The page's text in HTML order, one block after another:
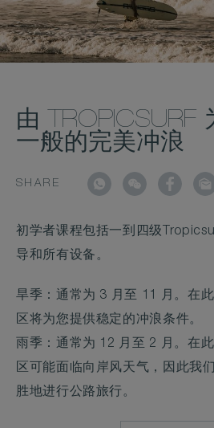
由 TROPICSURF
一般的完美冲浪
SHARE
初学者课程包括一到四级
导和所有设备。
旱季：通常为 3 月至 11 月。在
区将为您提供稳定的冲浪条件。
雨季：通常为 12 月至 2 月。在
区可能面临向岸风天气，因此我
胜地进行公路旅行。